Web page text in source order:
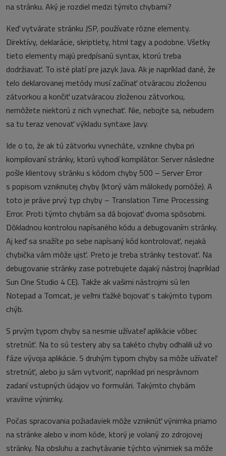
na stránku. Aký je rozdiel medzi týmito chybami?
Keď vytvárate stránku JSP, používate rôzne elementy.
Direktívy, deklarácie, skriptlety, html tagy a podobne. Všetky
tieto elementy majú predpísanú syntax, ktorú treba
dodržiavať. To isté platí pre jazyk Java. Ak je napríklad dané, že
telo deklarovanej metódy musí začínať otváracou zloženou
zátvorkou a končiť uzatváracou zloženou zátvorkou,
nemôžete niektorú z nich vynechať. Nie, nebojte sa, nebudem
sa tu teraz venovať výkladu syntaxe Javy.
Ide o to, že ak tú zátvorku vynecháte, vznikne chyba pri
kompilovaní stránky, ktorú vyhodí kompilátor. Server následne
pošle klientovy stránku s kódom chyby 500 – Server Error
s popisom vzniknutej chyby (ktorý vám málokedy pomôže). A
toto je práve prvý typ chyby – Translation Time Processing
Error. Proti týmto chybám sa dá bojovať dvoma spôsobmi.
Dôkladnou kontrolou napísaného kódu a debugovaním stránky.
Aj keď sa snažíte po sebe napísaný kód kontrolovať, nejaká
chybička vám môže ujsť. Preto je treba stránky testovať. Na
debugovanie stránky zase potrebujete dajaký nástroj (napríklad
Sun One Studio 4 CE). Takže ak vašimi nástrojmi sú len
Notepad a Tomcat, je veľmi ťažké bojovať s takýmto typom
chýb.
S prvým typom chyby sa nesmie užívateľ aplikácie vôbec
stretnúť. Na to sú testery aby sa takéto chyby odhalili už vo
fáze vývoja aplikácie. S druhým typom chyby sa môže užívateľ
stretnúť, alebo ju sám vytvoriť, napríklad pri nesprávnom
zadaní vstupných údajov vo formulári. Takýmto chybám
vravíme výnimky.
Počas spracovania požiadaviek môže vzniknúť výnimka priamo
na stránke alebo v inom kóde, ktorý je volaný zo zdrojovej
stránky. Na obsluhu a zachytávanie týchto výnimiek sa môže